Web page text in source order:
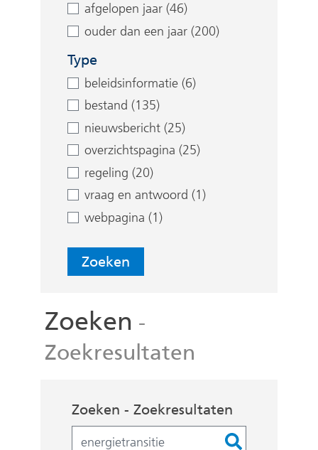
p
p
n
afgelopen jaar (46)
ouder dan een jaar (200)
Type
beleidsinformatie (6)
bestand (135)
nieuwsbericht (25)
overzichtspagina (25)
regeling (20)
vraag en antwoord (1)
webpagina (1)
Zoeken
Zoeken -
Zoekresultaten
Zoekopdracht
Zoeken - Zoekresultaten